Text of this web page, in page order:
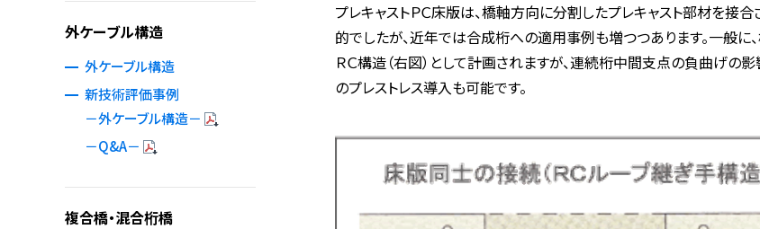
外ケーブル構造
外ケーブル構造
新技術評価事例
－外ケーブル構造－
－Q&A－
複合橋・混合桁橋
プレキャストＰＣ床版は、橋軸方向に分割したプレキャスト部材を接
的でしたが、近年では合成桁への適用事例も増つつあります。一般に
ＲＣ構造（右図）として計画されますが、連続桁中間支点の負曲げの
のプレストレス導入も可能です。